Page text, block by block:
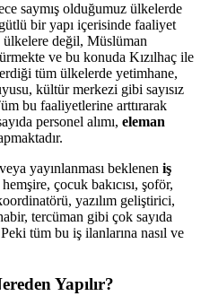
saymış olduğumuz ülkelerde
bir yapı içerisinde faaliyet
ülkelere değil, Müslüman
ve bu konuda Kızılhaç ile
tüm ülkelerde yetimhane,
kültür merkezi gibi sayısız
bu faaliyetlerine arttırarak
personel alımı, eleman
yayınlanması beklenen iş
çocuk bakıcısı, şoför,
yazılım geliştirici,
tercüman gibi çok sayıda
tüm bu iş ilanlarına nasıl ve
Yapılır?